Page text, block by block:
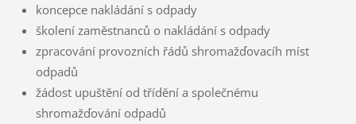
koncepce nakládání s odpady
školení zaměstnanců o nakládání s odpady
zpracování provozních řádů shromažďovacíh míst
odpadů
žádost upuštění od třídění a společnému
shromažďování odpadů